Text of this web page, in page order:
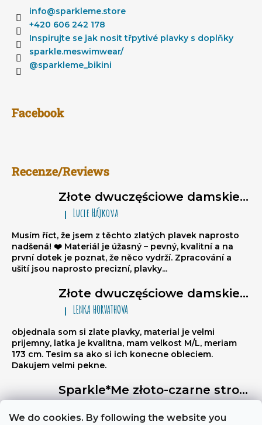
We do cookies. By following the website you
info@sparkleme.store
+420 606 242 178
Inspirujte se jak nosit třpytivé plavky s doplňky
sparkle.meswimwear/
@sparkleme_bikini
Facebook
Recenze/Reviews
Złote dwuczęściowe damskie stroje kąpielowe brazylijki Sparkle*Me – bikini wiązane, marszczone brazylijki
Ocena produktu to 5 na 5 gwiazdek.
| Lucie Hájkova
Musím říct, že jsem z těchto zlatých plavek naprosto
nadšená! ❤️ Materiál je úžasný – pevný, kvalitní a na
první dotek je poznat, že něco vydrží. Zpracování a
ušití jsou naprosto precizní, plavky...
Złote dwuczęściowe damskie stroje kąpielowe brazylijki Sparkle*Me – bikini wiązane, marszczone brazylijki
Ocena produktu to 5 na 5 gwiazdek.
| LENKA HORVATHOVA
objednala som si zlate plavky, material je velmi
prijemny, latka je kvalitna, mam velkost M/L, meriam
173 cm. Tesim sa ako si ich konecne obleciem.
Dakujem velmi pekne.
Sparkle*Me złoto-czarne stroje kąpielowe wysoki stan – figi brazylijki z przeszyciem z tyłu z możliwością złożenia na biodra ze złotą lamówką
Ocena produktu to 5 na 5 gwiazdek.